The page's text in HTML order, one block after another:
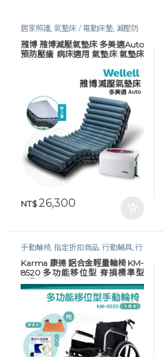
居家照護,氣墊床 / 電動床墊, 減壓防
褥瘡, 護理床具及配件,長照專區,預防
褥瘡
雃博 雃博減壓氣墊床 多美適Auto
預防壓瘡 病床適用 氣墊床 氣墊床
NT$26,300
手動輪椅,指定折扣商品 ,行動輔具,行
動輔具
輪椅,長照專區
Karma 康揚 鋁合金輕量輪椅 KM-
8520 多功能移位型 脊損標準型
手動輪椅 輪椅